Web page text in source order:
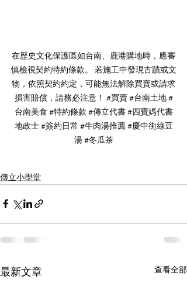
在歷史文化保護區如台南、鹿港購地時，應審
慎檢視契約特約條款。 若施工中發現古蹟或文
物，依照契約約定，可能無法解除買賣或請求
損害賠償，請務必注意！ #買賣 #台南土地 #
台南美食 #特約條款 #傳立代書 #四寶媽代書
地政士 #簽約日常 #牛肉湯推薦 #慶中街綠豆
湯 #冬瓜茶
傳立小學堂
最新文章 查看全部